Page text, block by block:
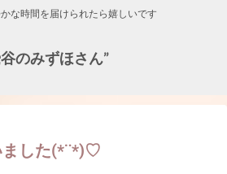
な時間を届けられたら嬉しいです
のみずほさん”
ました(*¨*)♡